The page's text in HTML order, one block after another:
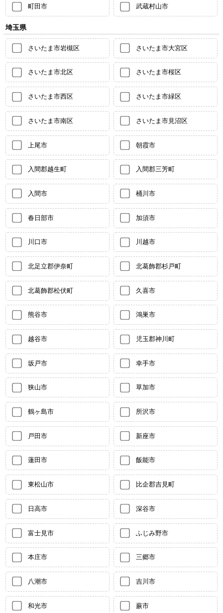
町田市 武蔵村山市
埼玉県
さいたま市岩槻区 さいたま市大宮区
さいたま市北区 さいたま市桜区
さいたま市西区 さいたま市緑区
さいたま市南区 さいたま市見沼区
上尾市 朝霞市
入間郡越生町 入間郡三芳町
入間市 桶川市
春日部市 加須市
川口市 川越市
北足立郡伊奈町 北葛飾郡杉戸町
北葛飾郡松伏町 久喜市
熊谷市 鴻巣市
越谷市 児玉郡神川町
坂戸市 幸手市
狭山市 草加市
鶴ヶ島市 所沢市
戸田市 新座市
蓮田市 飯能市
東松山市 比企郡吉見町
日高市 深谷市
富士見市 ふじみ野市
本庄市 三郷市
八潮市 吉川市
和光市 蕨市